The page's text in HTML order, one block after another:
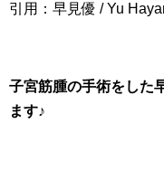
引用：早見優 / Yu
子宮筋腫の手術をした
ます♪